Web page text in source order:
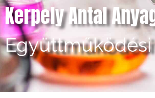
Kerpely Antal